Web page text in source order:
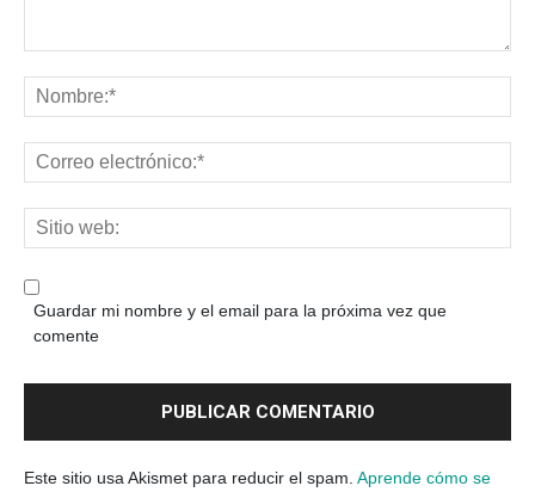
Guardar mi nombre y el email para la próxima vez que
comente
Este sitio usa Akismet para reducir el spam. Aprende cómo se